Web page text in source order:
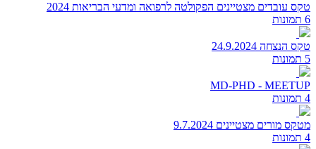
טקס עובדים מצטיינים הפקולטה לרפואה ומדעי הבריאות 2024
6 תמונות
טקס הנצחה 24.9.2024
5 תמונות
MD-PHD - MEETUP
4 תמונות
מטקס מורים מצטיינים 9.7.2024
4 תמונות